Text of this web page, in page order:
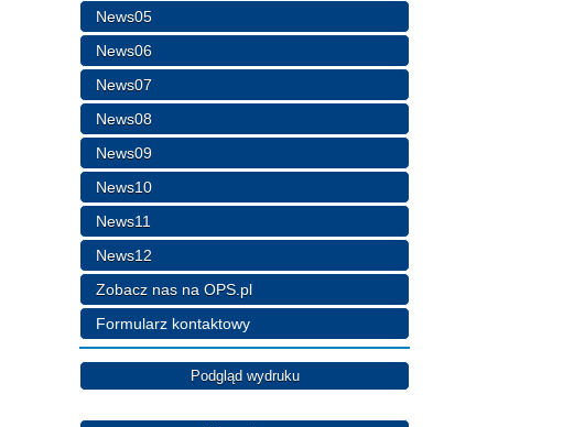
News05
News06
News07
News08
News09
News10
News11
News12
Zobacz nas na OPS.pl
Formularz kontaktowy
Podgląd wydruku